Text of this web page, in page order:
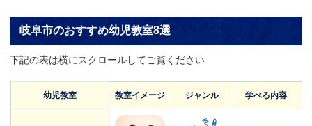
岐阜市のおすすめ幼児教室8選
下記の表は横にスクロールしてご覧ください
幼児教室 教室イメージ ジャンル 学べる内容